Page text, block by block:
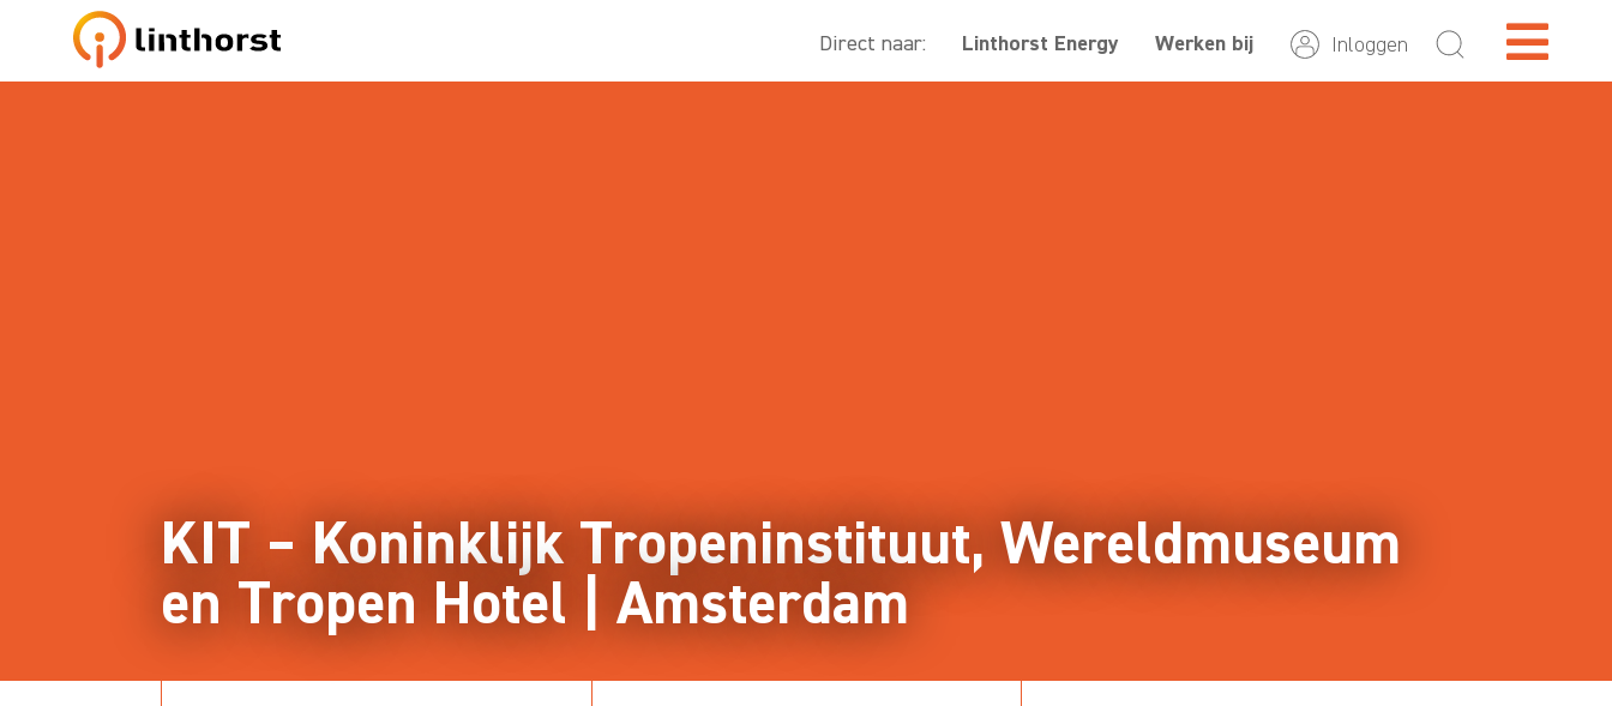
Direct naar: Linthorst Energy Werken bij Inloggen
KIT – Koninklijk Tropeninstituut, Wereldmuseum
en Tropen Hotel | Amsterdam